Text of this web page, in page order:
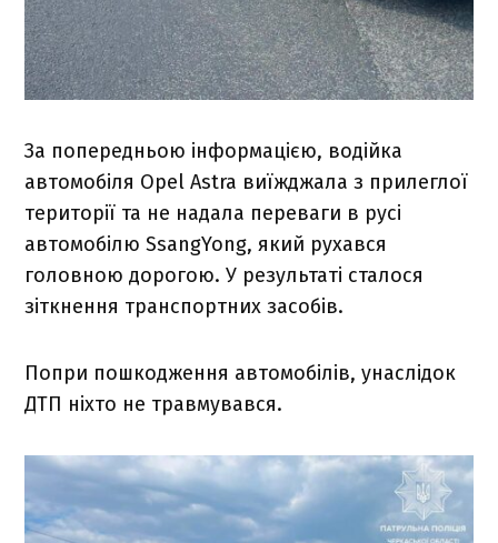
За попередньою інформацією, водійка
автомобіля Opel Astra виїжджала з прилеглої
території та не надала переваги в русі
автомобілю SsangYong, який рухався
головною дорогою. У результаті сталося
зіткнення транспортних засобів.
Попри пошкодження автомобілів, унаслідок
ДТП ніхто не травмувався.